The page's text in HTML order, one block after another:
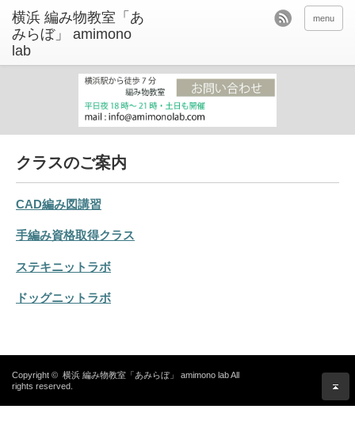
menu
クラスのご案内
CAD編み図講習
手編み資格取得クラス
ステキニットラボ
ドッグニットラボ
Copyright © 横浜 編み物教室「あみらぼ」 amimono labAll
rights reserved.